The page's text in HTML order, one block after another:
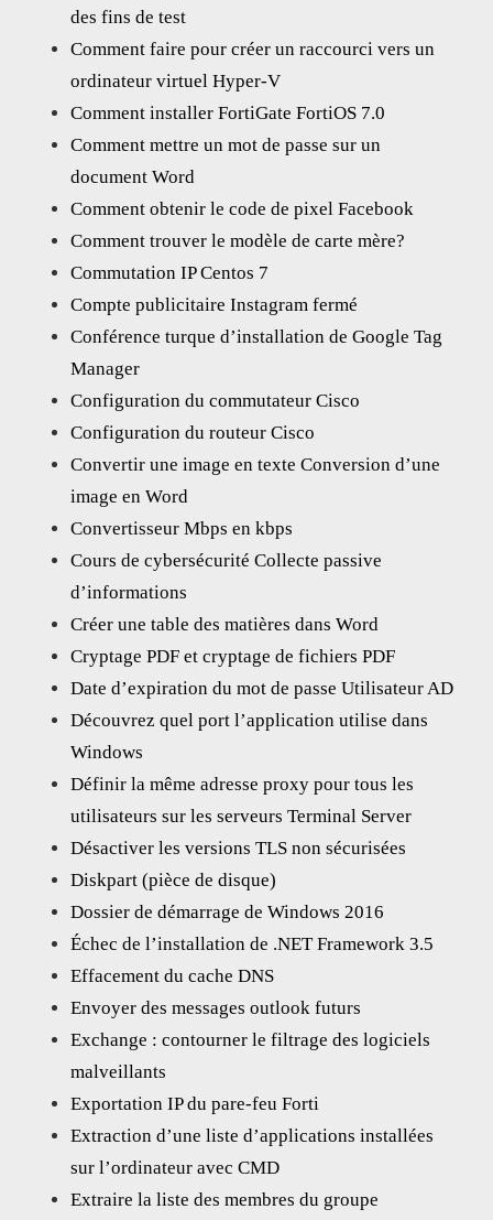
des fins de test
Comment faire pour créer un raccourci vers un
ordinateur virtuel Hyper-V
Comment installer FortiGate FortiOS 7.0
Comment mettre un mot de passe sur un
document Word
Comment obtenir le code de pixel Facebook
Comment trouver le modèle de carte mère?
Commutation IP Centos 7
Compte publicitaire Instagram fermé
Conférence turque d’installation de Google Tag
Manager
Configuration du commutateur Cisco
Configuration du routeur Cisco
Convertir une image en texte Conversion d’une
image en Word
Convertisseur Mbps en kbps
Cours de cybersécurité Collecte passive
d’informations
Créer une table des matières dans Word
Cryptage PDF et cryptage de fichiers PDF
Date d’expiration du mot de passe Utilisateur AD
Découvrez quel port l’application utilise dans
Windows
Définir la même adresse proxy pour tous les
utilisateurs sur les serveurs Terminal Server
Désactiver les versions TLS non sécurisées
Diskpart (pièce de disque)
Dossier de démarrage de Windows 2016
Échec de l’installation de .NET Framework 3.5
Effacement du cache DNS
Envoyer des messages outlook futurs
Exchange : contourner le filtrage des logiciels
malveillants
Exportation IP du pare-feu Forti
Extraction d’une liste d’applications installées
sur l’ordinateur avec CMD
Extraire la liste des membres du groupe